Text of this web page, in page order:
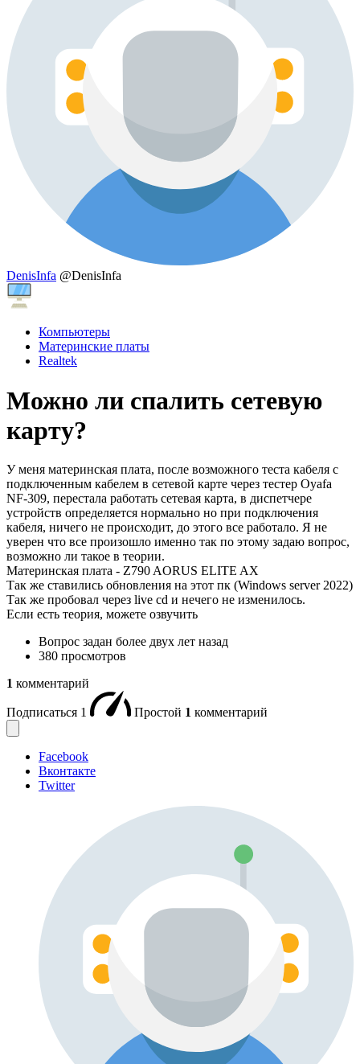
DenisInfa @DenisInfa
Компьютеры
Материнские платы
Realtek
Можно ли спалить сетевую
карту?
У меня материнская плата, после возможного теста кабеля с
подключенным кабелем в сетевой карте через тестер Oyafa
NF-309, перестала работать сетевая карта, в диспетчере
устройств определяется нормально но при подключения
кабеля, ничего не происходит, до этого все работало. Я не
уверен что все произошло именно так по этому задаю вопрос,
возможно ли такое в теории.
Материнская плата - Z790 AORUS ELITE AX
Так же ставились обновления на этот пк (Windows server 2022)
Так же пробовал через live cd и нечего не изменилось.
Если есть теория, можете озвучить
Вопрос задан более двух лет назад
380 просмотров
1 комментарий
Подписаться 1 Простой 1 комментарий
Facebook
Вконтакте
Twitter